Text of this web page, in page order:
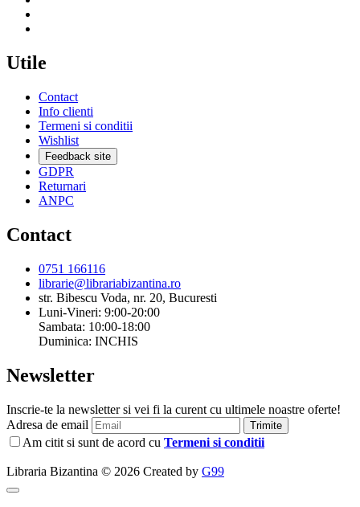
Utile
Contact
Info clienti
Termeni si conditii
Wishlist
Feedback site
GDPR
Returnari
ANPC
Contact
0751 166116
librarie@librariabizantina.ro
str. Bibescu Voda, nr. 20, Bucuresti
Luni-Vineri: 9:00-20:00
Sambata: 10:00-18:00
Duminica: INCHIS
Newsletter
Inscrie-te la newsletter si vei fi la curent cu ultimele noastre oferte!
Adresa de email
Trimite
Am citit si sunt de acord cu Termeni si conditii
Libraria Bizantina © 2026 Created by G99